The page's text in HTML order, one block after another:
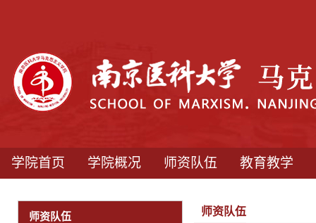
学院首页 学院概况 师资队伍 教育教学
师资队伍 师资队伍